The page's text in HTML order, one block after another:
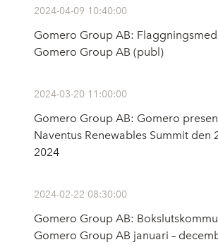
2024-04-09 10:40:00
Gomero Group AB:
Gomero Group AB (publ)
2024-03-20 11:00:00
Gomero Group AB: Gomero
Naventus Renewables Summit den
2024
2024-02-22 08:30:00
Gomero Group AB:
Gomero Group AB januari –